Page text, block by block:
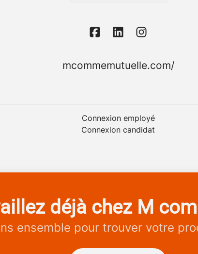
mcommemutuelle.com/
Connexion employé
Connexion candidat
déjà chez M
ensemble pour trouver votre